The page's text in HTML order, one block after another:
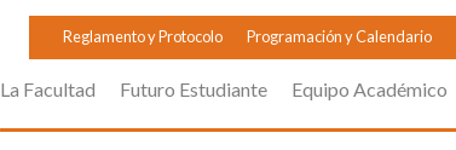
Reglamento y Protocolo Programación y Calendario
La Facultad Futuro Estudiante Equipo Académico